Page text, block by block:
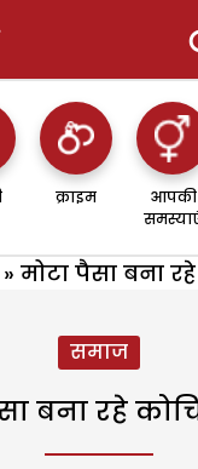
क्राइम
आपकी
» मोटा पैसा बना
समाज
बना रहे